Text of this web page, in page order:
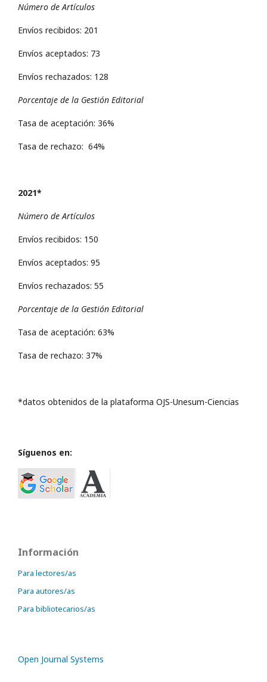
Número de Artículos
Envíos recibidos: 201
Envíos aceptados: 73
Envíos rechazados: 128
Porcentaje de la Gestión Editorial
Tasa de aceptación: 36%
Tasa de rechazo: 64%
2021*
Número de Artículos
Envíos recibidos: 150
Envíos aceptados: 95
Envíos rechazados: 55
Porcentaje de la Gestión Editorial
Tasa de aceptación: 63%
Tasa de rechazo: 37%
*datos obtenidos de la plataforma OJS-Unesum-Ciencias
Síguenos en:
Información
Para lectores/as
Para autores/as
Para bibliotecarios/as
Open Journal Systems